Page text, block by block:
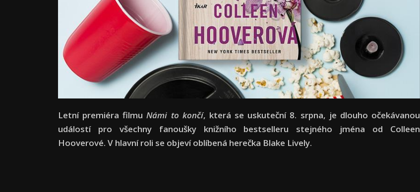
Letní premiéra filmuNámi to končí, která se uskuteční 8. srpna, je dlouho očekávanou
událostí pro všechny fanoušky knižního bestselleru stejného jména od Colleen
Hooverové. V hlavní roli se objeví oblíbená herečka Blake Lively.